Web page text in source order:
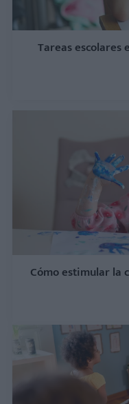
Tareas escolares
Cómo estimular la